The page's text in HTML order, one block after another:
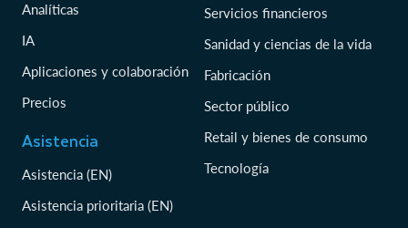
Analíticas
IA
Aplicaciones y colaboración
Precios
Asistencia
Asistencia (EN)
Asistencia prioritaria (EN)
Servicios financieros
Sanidad y ciencias de la vida
Fabricación
Sector público
Retail y bienes de consumo
Tecnología